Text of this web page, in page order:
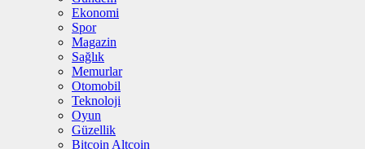
Ekonomi
Spor
Magazin
Sağlık
Memurlar
Otomobil
Teknoloji
Oyun
Güzellik
Bitcoin Altcoin